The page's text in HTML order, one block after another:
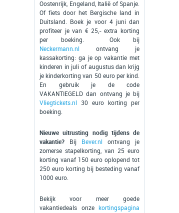
Oostenrijk, Engeland, Italië of Spanje.
Of fiets door het Bergische land in
Duitsland. Boek je voor 4 juni dan
profiteer je van € 25,- extra korting
per boeking. Ook bij
Neckermann.nl
ontvang je
kassakorting: ga je op vakantie met
kinderen in juli of augustus dan krijg
je kinderkorting van 50 euro per kind.
En gebruik je de code
VAKANTIEGELD dan ontvang je bij
Vliegtickets.nl
30 euro korting per
boeking.
Nieuwe uitrusting nodig tijdens de
vakantie? Bij Bever.nl
ontvang je
zomerse stapelkorting, van 25 euro
korting vanaf 150 euro oplopend tot
250 euro korting bij besteding vanaf
1000 euro.
Bekijk voor meer goede
vakantiedeals onze
kortingspagina